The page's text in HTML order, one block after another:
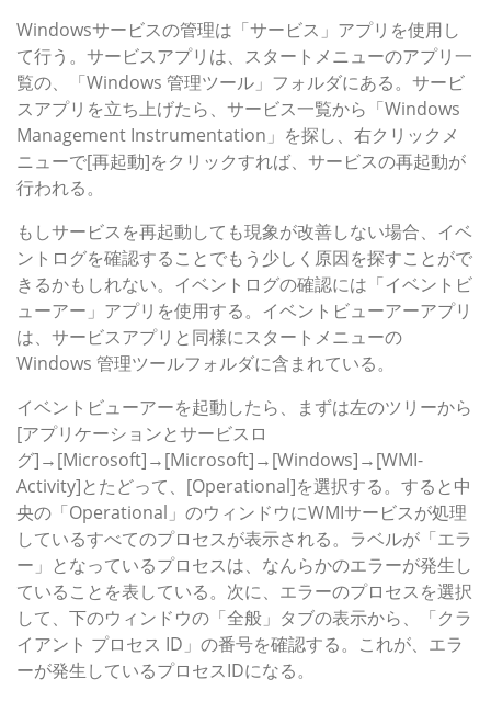
Windowsサービスの管理は「サービス」アプリを使用し
て行う。サービスアプリは、スタートメニューのアプリ一
覧の、「Windows 管理ツール」フォルダにある。サービ
スアプリを立ち上げたら、サービス一覧から「Windows
Management Instrumentation」を探し、右クリックメ
ニューで[再起動]をクリックすれば、サービスの再起動が
行われる。
もしサービスを再起動しても現象が改善しない場合、イベ
ントログを確認することでもう少しく原因を探すことがで
きるかもしれない。イベントログの確認には「イベントビ
ューアー」アプリを使用する。イベントビューアーアプリ
は、サービスアプリと同様にスタートメニューの
Windows 管理ツールフォルダに含まれている。
イベントビューアーを起動したら、まずは左のツリーから
[アプリケーションとサービスロ
グ]→[Microsoft]→[Microsoft]→[Windows]→[WMI-
Activity]とたどって、[Operational]を選択する。すると中
央の「Operational」のウィンドウにWMIサービスが処理
しているすべてのプロセスが表示される。ラベルが「エラ
ー」となっているプロセスは、なんらかのエラーが発生し
ていることを表している。次に、エラーのプロセスを選択
して、下のウィンドウの「全般」タブの表示から、「クラ
イアント プロセス ID」の番号を確認する。これが、エラ
ーが発生しているプロセスIDになる。